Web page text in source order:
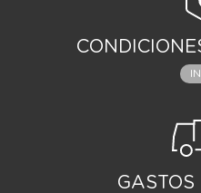
GASTOS